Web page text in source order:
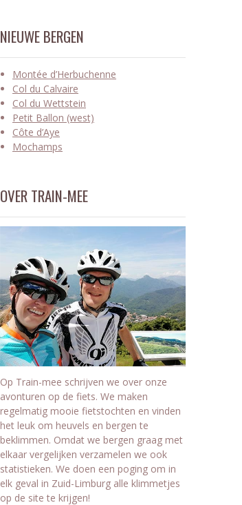
NIEUWE BERGEN
Montée d’Herbuchenne
Col du Calvaire
Col du Wettstein
Petit Ballon (west)
Côte d’Aye
Mochamps
OVER TRAIN-MEE
Op Train-mee schrijven we over onze
avonturen op de fiets. We maken
regelmatig mooie fietstochten en vinden
het leuk om heuvels en bergen te
beklimmen. Omdat we bergen graag met
elkaar vergelijken verzamelen we ook
statistieken. We doen een poging om in
elk geval in Zuid-Limburg alle klimmetjes
op de site te krijgen!